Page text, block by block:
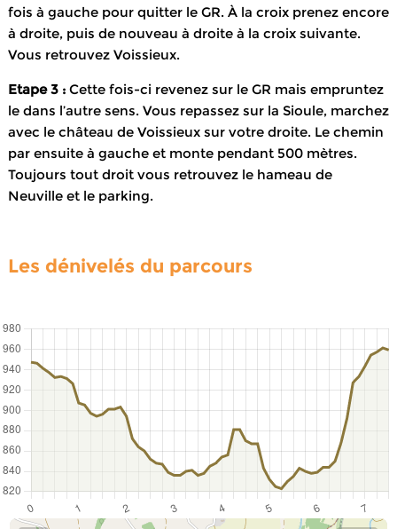
fois à gauche pour quitter le GR. À la croix prenez encore
à droite, puis de nouveau à droite à la croix suivante.
Vous retrouvez Voissieux.
Etape 3 :Cette fois-ci revenez sur le GR mais empruntez
le dans l’autre sens. Vous repassez sur la Sioule, marchez
avec le château de Voissieux sur votre droite. Le chemin
par ensuite à gauche et monte pendant 500 mètres.
Toujours tout droit vous retrouvez le hameau de
Neuville et le parking.
Les dénivelés du parcours